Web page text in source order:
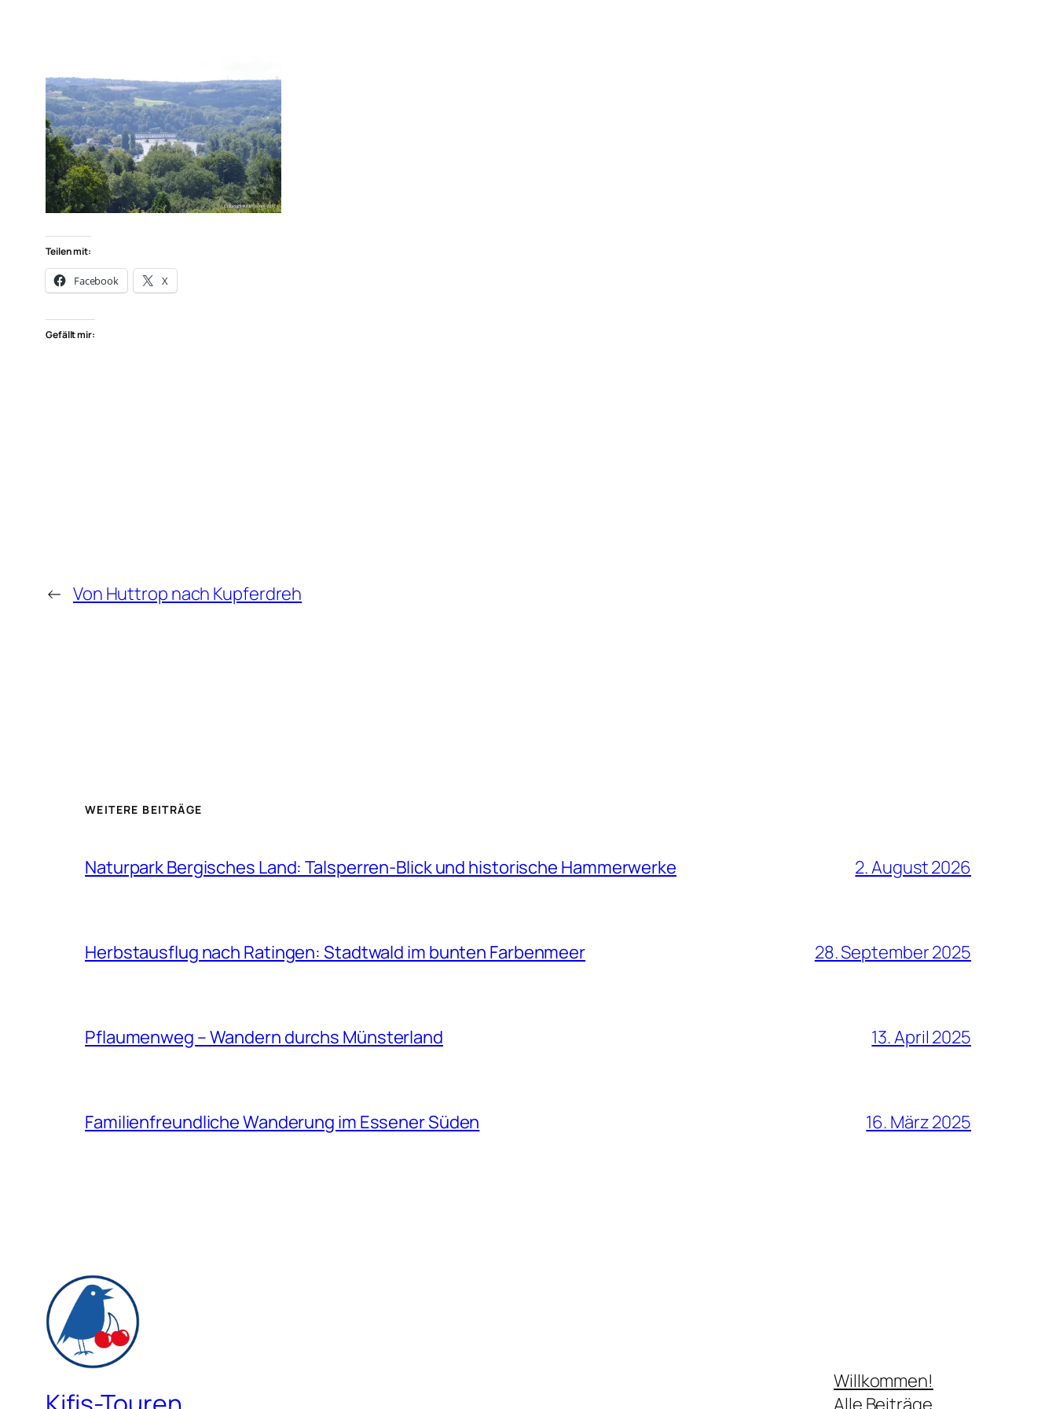
Teilen mit:
Facebook X
Gefällt mir:
← Von Huttrop nach Kupferdreh
WEITERE BEITRÄGE
Naturpark Bergisches Land: Talsperren-Blick und historische Hammerwerke 2. August 2026
Herbstausflug nach Ratingen: Stadtwald im bunten Farbenmeer 28. September 2025
Pflaumenweg – Wandern durchs Münsterland 13. April 2025
Familienfreundliche Wanderung im Essener Süden 16. März 2025
Willkommen!
Alle Beiträge